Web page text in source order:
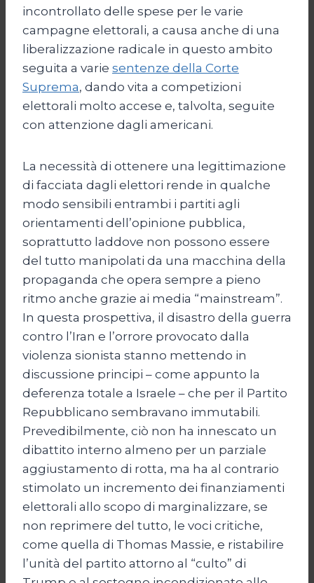
incontrollato delle spese per le varie
campagne elettorali, a causa anche di una
liberalizzazione radicale in questo ambito
seguita a varie sentenze della Corte
Suprema, dando vita a competizioni
elettorali molto accese e, talvolta, seguite
con attenzione dagli americani.
La necessità di ottenere una legittimazione
di facciata dagli elettori rende in qualche
modo sensibili entrambi i partiti agli
orientamenti dell’opinione pubblica,
soprattutto laddove non possono essere
del tutto manipolati da una macchina della
propaganda che opera sempre a pieno
ritmo anche grazie ai media “mainstream”.
In questa prospettiva, il disastro della guerra
contro l’Iran e l’orrore provocato dalla
violenza sionista stanno mettendo in
discussione principi – come appunto la
deferenza totale a Israele – che per il Partito
Repubblicano sembravano immutabili.
Prevedibilmente, ciò non ha innescato un
dibattito interno almeno per un parziale
aggiustamento di rotta, ma ha al contrario
stimolato un incremento dei finanziamenti
elettorali allo scopo di marginalizzare, se
non reprimere del tutto, le voci critiche,
come quella di Thomas Massie, e ristabilire
l’unità del partito attorno al “culto” di